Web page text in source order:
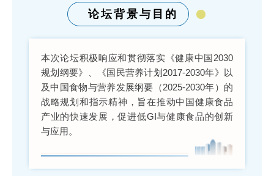
论坛背景与目的
本次论坛积极响应和贯彻落实《健康中国2030
规划纲要》、《国民营养计划2017-2030年》以
及中国食物与营养发展纲要（2025-2030年）的
战略规划和指示精神，旨在推动中国健康食品
产业的快速发展，促进低GI与健康食品的创新
与应用。